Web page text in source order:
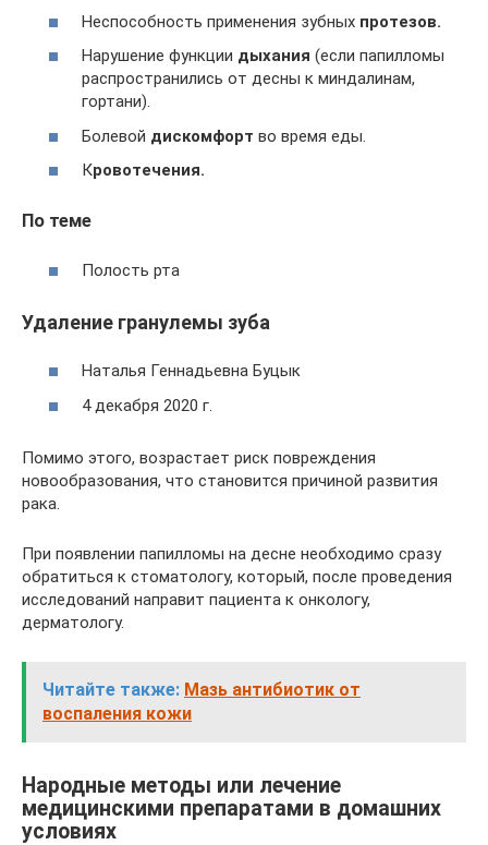
Неспособность применения зубных протезов.
Нарушение функции дыхания (если папилломы
распространились от десны к миндалинам,
гортани).
Болевой дискомфорт во время еды.
Кровотечения.
По теме
Полость рта
Удаление гранулемы зуба
Наталья Геннадьевна Буцык
4 декабря 2020 г.
Помимо этого, возрастает риск повреждения
новообразования, что становится причиной развития
рака.
При появлении папилломы на десне необходимо сразу
обратиться к стоматологу, который, после проведения
исследований направит пациента к онкологу,
дерматологу.
Читайте также: Мазь антибиотик от
воспаления кожи
Народные методы или лечение
медицинскими препаратами в домашних
условиях